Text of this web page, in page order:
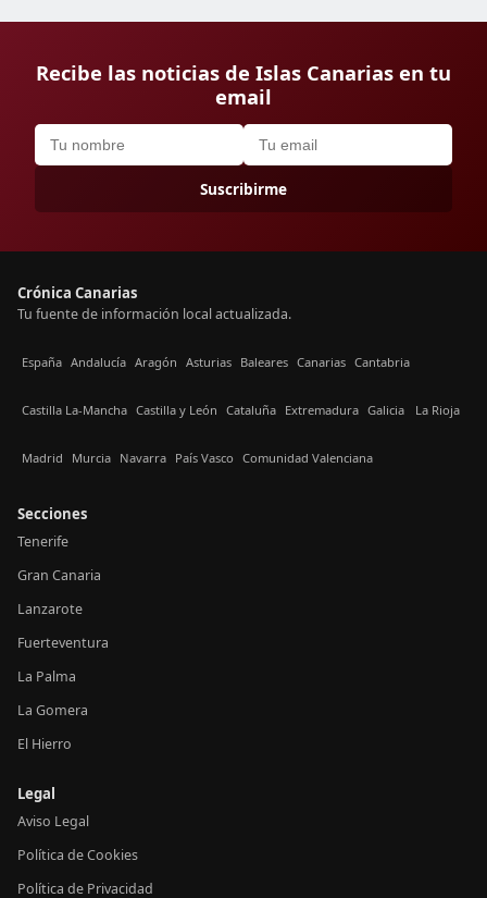
Recibe las noticias de Islas Canarias en tu
email
Suscribirme
Crónica Canarias
Tu fuente de información local actualizada.
España Andalucía Aragón Asturias Baleares Canarias Cantabria
Castilla La-Mancha Castilla y León Cataluña Extremadura Galicia La Rioja
Madrid Murcia Navarra País Vasco Comunidad Valenciana
Secciones
Tenerife
Gran Canaria
Lanzarote
Fuerteventura
La Palma
La Gomera
El Hierro
Legal
Aviso Legal
Política de Cookies
Política de Privacidad